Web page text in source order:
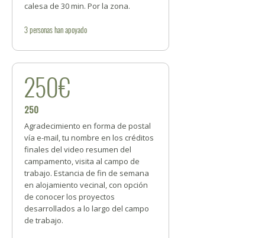
calesa de 30 min. Por la zona.
3personashan apoyado
250€
250
Agradecimiento en forma de postal
vía e-mail, tu nombre en los créditos
finales del video resumen del
campamento, visita al campo de
trabajo. Estancia de fin de semana
en alojamiento vecinal, con opción
de conocer los proyectos
desarrollados a lo largo del campo
de trabajo.